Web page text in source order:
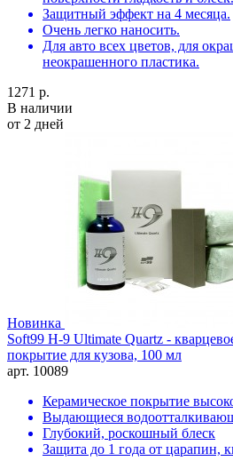
Защитный эффект на 4 месяца.
Очень легко наносить.
Для авто всех цветов, для
неокрашенного пластика.
1271 р.
В наличии
от 2 дней
Новинка
Soft99 H-9 Ultimate Quartz -
покрытие для кузова, 100 мл
арт. 10089
Керамическое покрытие
Выдающиеся
Глубокий, роскошный блеск
Защита до 1 года от царапин,